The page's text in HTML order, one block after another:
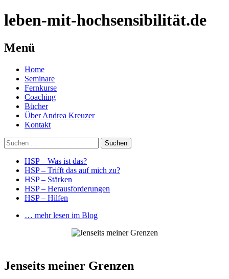
leben-mit-hochsensibilität.de
Menü
Springe
zum
Inhalt
Home
Seminare
Fernkurse
Coaching
Bücher
Über Andrea Kreuzer
Kontakt
Suchen
nach:
HSP – Was ist das?
HSP – Trifft das auf mich zu?
HSP – Stärken
HSP – Herausforderungen
HSP – Hilfen
… mehr lesen im Blog
Jenseits meiner Grenzen